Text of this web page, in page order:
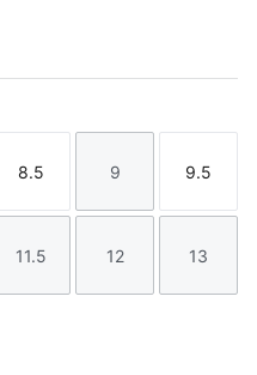
Talla
8.5
Talla
9
Talla
9.5
Talla
11.5
Talla
12
Talla
13